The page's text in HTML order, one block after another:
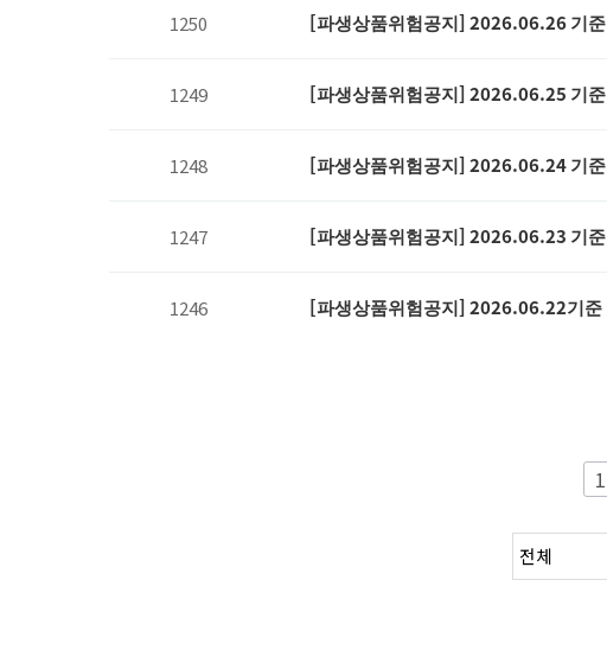
1250 [파생상품위험공지] 2026.06.26 기준
1249 [파생상품위험공지] 2026.06.25 기준
1248 [파생상품위험공지] 2026.06.24 기준
1247 [파생상품위험공지] 2026.06.23 기준
1246 [파생상품위험공지] 2026.06.22기준
1